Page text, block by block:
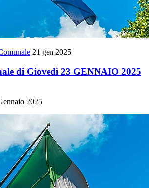
21 gen 2025
di Giovedì 23 GENNAIO 2025
2025